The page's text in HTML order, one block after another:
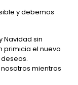
y debemos
Navidad sin
primicia el nuevo
mientras